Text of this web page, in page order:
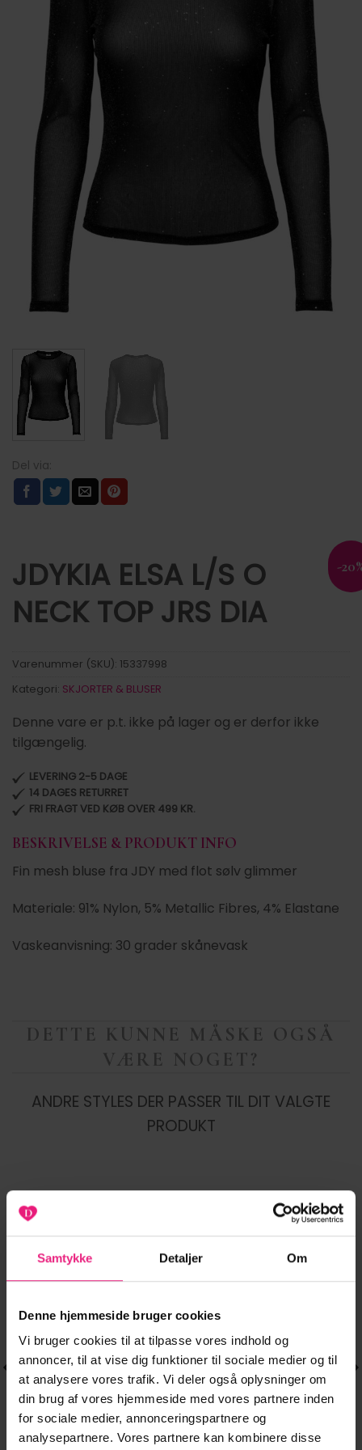
Samtykke Detaljer Om
Denne hjemmeside bruger cookies
Vi bruger cookies til at tilpasse vores indhold og
annoncer, til at vise dig funktioner til sociale medier og til
at analysere vores trafik. Vi deler også oplysninger om
din brug af vores hjemmeside med vores partnere inden
for sociale medier, annonceringspartnere og
analysepartnere. Vores partnere kan kombinere disse
-
JDYKIA ELSA L/S O
NECK TOP JRS DIA
Varenummer (SKU): 15337998
Kategori: SKJORTER & BLUSER
Denne vare er p.t. ikke på lager og er derfor ikke
tilgængelig.
LEVERING 2-5 DAGE
14 DAGES RETURRET
FRI FRAGT VED KØB OVER 499 KR.
BESKRIVELSE & PRODUKT INFO
Fin mesh bluse fra JDY med flot sølv glimmer
Materiale: 91% Nylon, 5% Metallic Fibres, 4% Elastane
Vaskeanvisning: 30 grader skånevask
DETTE KUNNE MÅSKE OGSÅ
VÆRE NOGET?
ANDRE STYLES DER PASSER TIL DIT VALGTE
PRODUKT
ønskeliste
ønskeliste